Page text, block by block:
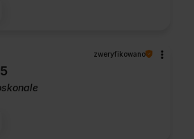
zweryfikowano
5